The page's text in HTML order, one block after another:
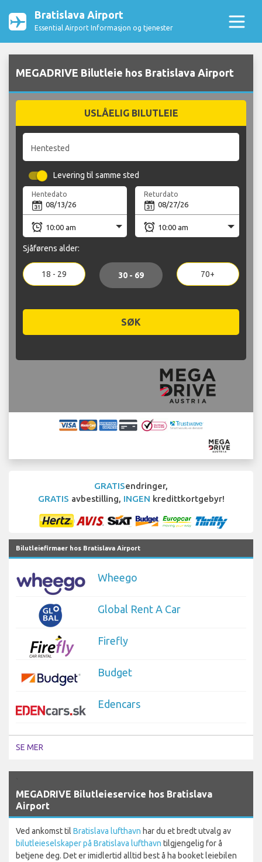
Bratislava Airport
Essential Airport Informasjon og tjenester
MEGADRIVE Bilutleie hos Bratislava Airport
USLÅELIG BILUTLEIE
Hentested
Levering til samme sted
Hentedato Returdato
Sjåførens alder:
18 - 29 30 - 69 70+
SØK
GRATISendringer,
GRATIS avbestilling, INGEN kredittkortgebyr!
Bilutleiefirmaer hos Bratislava Airport
Wheego
Global Rent A Car
Firefly
Budget
Edencars
SE MER
MEGADRIVE Bilutleieservice hos Bratislava
Airport
Ved ankomst til Bratislava lufthavn har du et bredt utvalg av
bilutleieselskaper på Bratislava lufthavn tilgjengelig for å
betjene deg. Det er imidlertid alltid best å ha booket leiebilen